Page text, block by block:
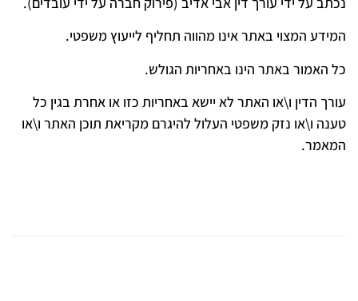
המידע המצוי באתר אינו מהווה תחליף לייעוץ משפטי.
כל האמור באתר הינו באחריות הגולש.
עורך הדין ו\או האתר לא יישא באחריות כזו או אחרת בגין כל
טענה ו\או נזק משפטי העלול להיגרם מקריאת תוכן האתר ו\או
המאמר.